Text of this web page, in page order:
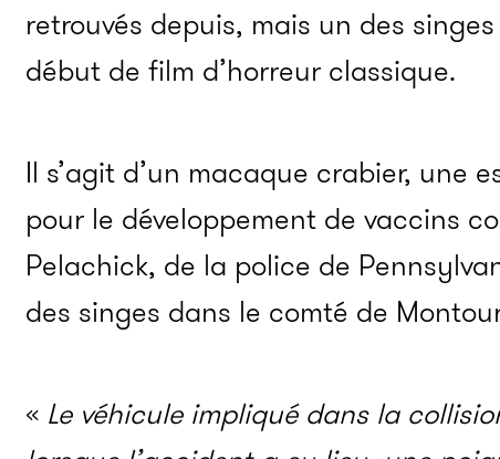
retrouvés depuis, mais un des
début de film d’horreur classique.
Il s’agit d’un macaque crabier, une
pour le développement de vaccins
Pelachick, de la police de
des singes dans le comté de
« Le véhicule impliqué dans la